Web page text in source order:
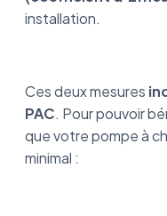
installation.
Ces deux mesures
PAC. Pour pouvoir
que votre pompe à
minimal :